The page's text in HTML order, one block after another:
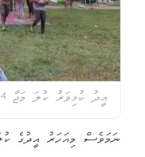
އީދު ކުޅިވަރު ކުލަ މަޖާ 1444-މެލޭޝިއާ-ދިވެހިން
ނަމަވެސް މިއަހަރު އީދުގެ